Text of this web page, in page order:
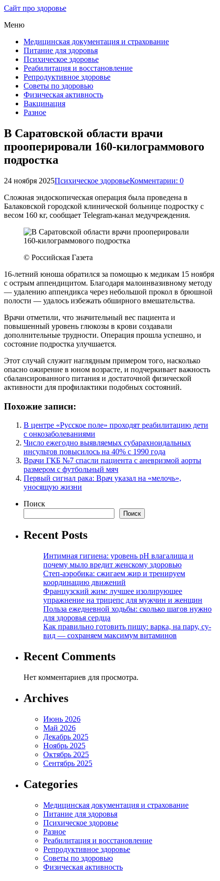
Сайт про здоровье
Меню
Медицинская документация и страхование
Питание для здоровья
Психическое здоровье
Реабилитация и восстановление
Репродуктивное здоровье
Советы по здоровью
Физическая активность
Вакцинация
Разное
В Саратовской области врачи
прооперировали 160-килограммового
подростка
24 ноября 2025Психическое здоровьеКомментарии: 0
Сложная эндоскопическая операция была проведена в
Балаковской городской клинической больнице подростку с
весом 160 кг, сообщает Telegram-канал медучреждения.
© Российская Газета
16-летний юноша обратился за помощью к медикам 15 ноября
с острым аппендицитом. Благодаря малоинвазивному методу
— удалению аппендикса через небольшой прокол в брюшной
полости — удалось избежать обширного вмешательства.
Врачи отметили, что значительный вес пациента и
повышенный уровень глюкозы в крови создавали
дополнительные трудности. Операция прошла успешно, и
состояние подростка улучшается.
Этот случай служит наглядным примером того, насколько
опасно ожирение в юном возрасте, и подчеркивает важность
сбалансированного питания и достаточной физической
активности для профилактики подобных состояний.
Похожие записи:
В центре «Русское поле» проходят реабилитацию дети
с онкозаболеваниями
Число ежегодно выявляемых субарахноидальных
инсультов повысилось на 40% с 1990 года
Врачи ГКБ №7 спасли пациента с аневризмой аорты
размером с футбольный мяч
Первый сигнал рака: Врач указал на «мелочь»,
уносящую жизни
Поиск
Поиск
Recent Posts
Интимная гигиена: уровень pH влагалища и
почему мыло вредит женскому здоровью
Степ-аэробика: сжигаем жир и тренируем
координацию движений
Французский жим: лучшее изолирующее
упражнение на трицепс для мужчин и женщин
Польза ежедневной ходьбы: сколько шагов нужно
для здоровья сердца
Как правильно готовить пищу: варка, на пару, су-
вид — сохраняем максимум витаминов
Recent Comments
Нет комментариев для просмотра.
Archives
Июнь 2026
Май 2026
Декабрь 2025
Ноябрь 2025
Октябрь 2025
Сентябрь 2025
Categories
Медицинская документация и страхование
Питание для здоровья
Психическое здоровье
Разное
Реабилитация и восстановление
Репродуктивное здоровье
Советы по здоровью
Физическая активность